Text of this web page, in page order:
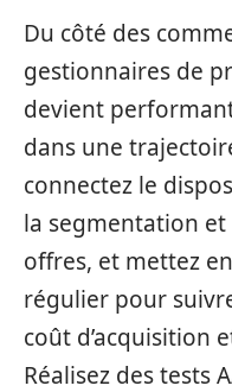
Du côté des
gestionnaires de
devient
dans une
connectez le
la segmentation
offres, et mettez
régulier pour
coût d’acquisition
Réalisez des tests